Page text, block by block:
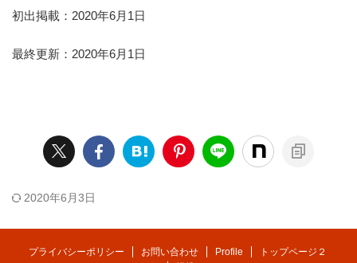
初出掲載：2020年6月1日
最終更新：2020年6月1日
2020年6月3日
プライバシーポリシー お問い合わせ Profile
トップページ２